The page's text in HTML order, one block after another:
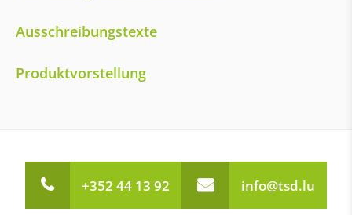
Ausschreibungstexte
Produktvorstellung
+352 44 13 92 info@tsd.lu